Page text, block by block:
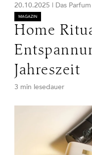
20.10.2025 | Das
MAGAZIN
Home
Jahreszeit
3 min lesedauer